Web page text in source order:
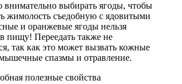
выбирать ягоды, чтобы
жимолость съедобную с ядовитыми
и оранжевые ягоды нельзя
пищу! Переедать также не
так как это может вызвать кожные
спазмы и отравление.